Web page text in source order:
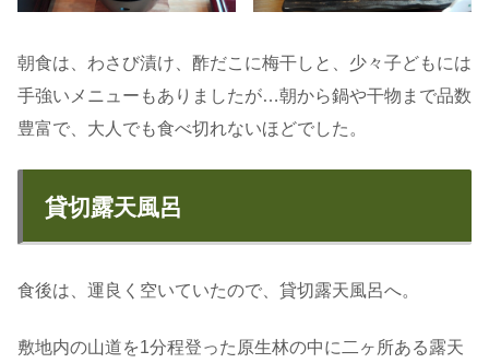
朝食は、わさび漬け、酢だこに梅干しと、少々子どもには
手強いメニューもありましたが…朝から鍋や干物まで品数
豊富で、大人でも食べ切れないほどでした。
貸切露天風呂
食後は、運良く空いていたので、貸切露天風呂へ。
敷地内の山道を1分程登った原生林の中に二ヶ所ある露天